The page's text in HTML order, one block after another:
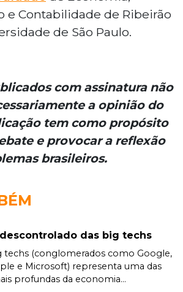
e Contabilidade de Ribeirão
de São Paulo.
com assinatura não
a opinião do
tem como propósito
e provocar a reflexão
brasileiros.
das big techs
techs (conglomerados como Google,
e Microsoft) representa uma das
profundas da economia...